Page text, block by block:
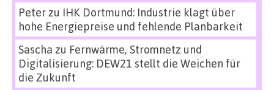
Peterzu IHK Dortmund: Industrie klagt über
hohe Energiepreise und fehlende Planbarkeit
Sascha zu Fernwärme, Stromnetz und
Digitalisierung: DEW21 stellt die Weichen für
die Zukunft